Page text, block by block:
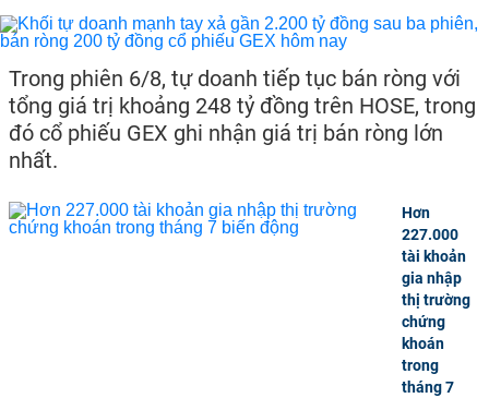
Trong phiên 6/8, tự doanh tiếp tục bán ròng với
tổng giá trị khoảng 248 tỷ đồng trên HOSE, trong
đó cổ phiếu GEX ghi nhận giá trị bán ròng lớn
nhất.
Hơn
227.000
tài khoản
gia nhập
thị trường
chứng
khoán
trong
tháng 7